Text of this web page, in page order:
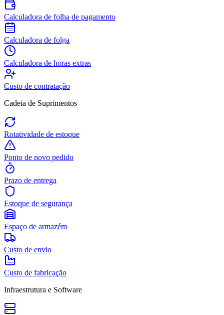
Calculadora de folha de pagamento
Calculadora de folga
Calculadora de horas extras
Custo de contratação
Cadeia de Suprimentos
Rotatividade de estoque
Ponto de novo pedido
Prazo de entrega
Estoque de segurança
Espaço de armazém
Custo de envio
Custo de fabricação
Infraestrutura e Software